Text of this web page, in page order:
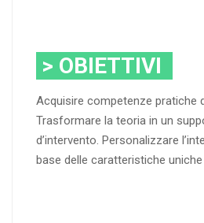
> OBIETTIVI
Acquisire competenze pratiche
Trasformare la teoria in un
d’intervento. Personalizzare
base delle caratteristiche uniche